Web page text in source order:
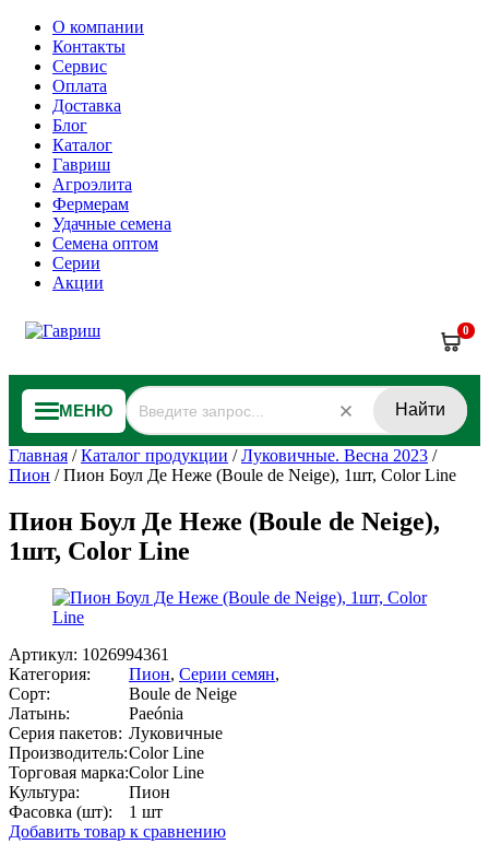
О компании
Контакты
Сервис
Оплата
Доставка
Блог
Каталог
Гавриш
Агроэлита
Фермерам
Удачные семена
Семена оптом
Серии
Акции
0
МЕНЮ Найти
Главная /Каталог продукции /Луковичные. Весна 2023 /
Пион /Пион Боул Де Неже (Boule de Neige), 1шт, Color Line
Пион Боул Де Неже (Boule de Neige),
1шт, Color Line
Артикул: 1026994361
Категория:
Пион, Серии семян,
Сорт:
Boule de Neige
Латынь:
Paeónia
Серия пакетов: Луковичные
Производитель:Color Line
Торговая марка:Color Line
Культура:
Пион
Фасовка (шт):
1 шт
Добавить товар к сравнению